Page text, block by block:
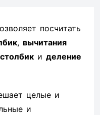
посчитать
, вычитания
и деление
целые и
и